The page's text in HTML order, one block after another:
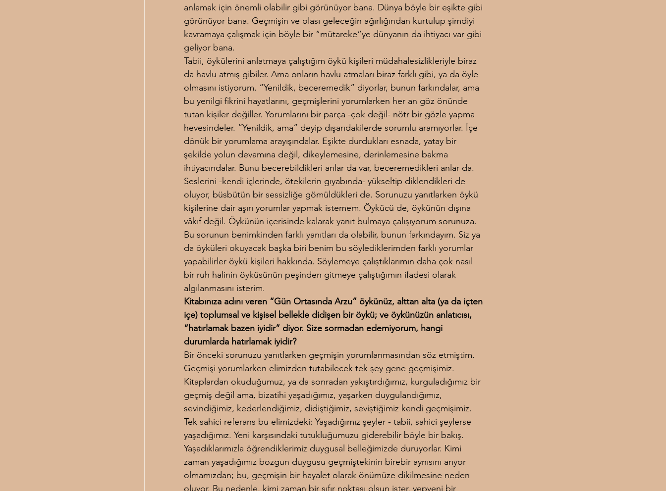
anlamak için önemli olabilir gibi görünüyor bana. Dünya böyle bir eşikte gibi
görünüyor bana. Geçmişin ve olası geleceğin ağırlığından kurtulup şimdiyi
kavramaya çalışmak için böyle bir “mütareke”ye dünyanın da ihtiyacı var gibi
geliyor bana.
Tabii, öykülerini anlatmaya çalıştığım öykü kişileri müdahalesizlikleriyle biraz
da havlu atmış gibiler. Ama onların havlu atmaları biraz farklı gibi, ya da öyle
olmasını istiyorum. “Yenildik, beceremedik” diyorlar, bunun farkındalar, ama
bu yenilgi fikrini hayatlarını, geçmişlerini yorumlarken her an göz önünde
tutan kişiler değiller. Yorumlarını bir parça -çok değil- nötr bir gözle yapma
hevesindeler. “Yenildik, ama” deyip dışarıdakilerde sorumlu aramıyorlar. İçe
dönük bir yorumlama arayışındalar. Eşikte durdukları esnada, yatay bir
şekilde yolun devamına değil, dikeylemesine, derinlemesine bakma
ihtiyacındalar. Bunu becerebildikleri anlar da var, beceremedikleri anlar da.
Seslerini -kendi içlerinde, ötekilerin gıyabında- yükseltip diklendikleri de
oluyor, büsbütün bir sessizliğe gömüldükleri de. Sorunuzu yanıtlarken öykü
kişilerine dair aşırı yorumlar yapmak istemem. Öykücü de, öykünün dışına
vâkıf değil. Öykünün içerisinde kalarak yanıt bulmaya çalışıyorum sorunuza.
Bu sorunun benimkinden farklı yanıtları da olabilir, bunun farkındayım. Siz ya
da öyküleri okuyacak başka biri benim bu söylediklerimden farklı yorumlar
yapabilirler öykü kişileri hakkında. Söylemeye çalıştıklarımın daha çok nasıl
bir ruh halinin öyküsünün peşinden gitmeye çalıştığımın ifadesi olarak
algılanmasını isterim.
Kitabınıza adını veren “Gün Ortasında Arzu” öykünüz, alttan alta (ya da içten
içe) toplumsal ve kişisel bellekle didişen bir öykü; ve öykünüzün anlatıcısı,
“hatırlamak bazen iyidir” diyor. Size sormadan edemiyorum, hangi
durumlarda hatırlamak iyidir?
Bir önceki sorunuzu yanıtlarken geçmişin yorumlanmasından söz etmiştim.
Geçmişi yorumlarken elimizden tutabilecek tek şey gene geçmişimiz.
Kitaplardan okuduğumuz, ya da sonradan yakıştırdığımız, kurguladığımız bir
geçmiş değil ama, bizatihi yaşadığımız, yaşarken duygulandığımız,
sevindiğimiz, kederlendiğimiz, didiştiğimiz, seviştiğimiz kendi geçmişimiz.
Tek sahici referans bu elimizdeki: Yaşadığımız şeyler - tabii, sahici şeylerse
yaşadığımız. Yeni karşısındaki tutukluğumuzu giderebilir böyle bir bakış.
Yaşadıklarımızla öğrendiklerimiz duygusal belleğimizde duruyorlar. Kimi
zaman yaşadığımız bozgun duygusu geçmiştekinin birebir aynısını arıyor
olmamızdan; bu, geçmişin bir hayalet olarak önümüze dikilmesine neden
oluyor. Bu nedenle, kimi zaman bir sıfır noktası olsun ister, yepyeni bir